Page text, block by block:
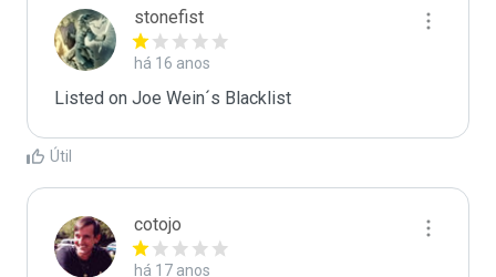
stonefist
há 16 anos
Listed on Joe Wein´s Blacklist
Útil
cotojo
há 17 anos